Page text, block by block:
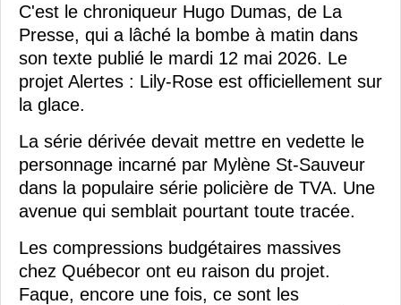
C'est le chroniqueur Hugo Dumas, de La
Presse, qui a lâché la bombe à matin dans
son texte publié le mardi 12 mai 2026. Le
projet Alertes : Lily-Rose est officiellement sur
la glace.
La série dérivée devait mettre en vedette le
personnage incarné par Mylène St-Sauveur
dans la populaire série policière de TVA. Une
avenue qui semblait pourtant toute tracée.
Les compressions budgétaires massives
chez Québecor ont eu raison du projet.
Faque, encore une fois, ce sont les